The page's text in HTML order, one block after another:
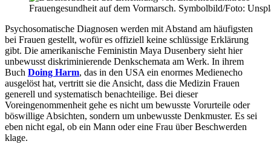
Frauengesundheit auf dem Vormarsch. Symbolbild/Foto:
Psychosomatische Diagnosen werden mit Abstand am häufigsten
bei Frauen gestellt, wofür es offiziell keine schlüssige Erklärung
gibt. Die amerikanische Feministin Maya Dusenbery sieht hier
unbewusst diskriminierende Denkschemata am Werk. In ihrem
Buch Doing Harm, das in den USA ein enormes Medienecho
ausgelöst hat, vertritt sie die Ansicht, dass die Medizin Frauen
generell und systematisch benachteilige. Bei dieser
Voreingenommenheit gehe es nicht um bewusste Vorurteile oder
böswillige Absichten, sondern um unbewusste Denkmuster. Es sei
eben nicht egal, ob ein Mann oder eine Frau über Beschwerden
klage.